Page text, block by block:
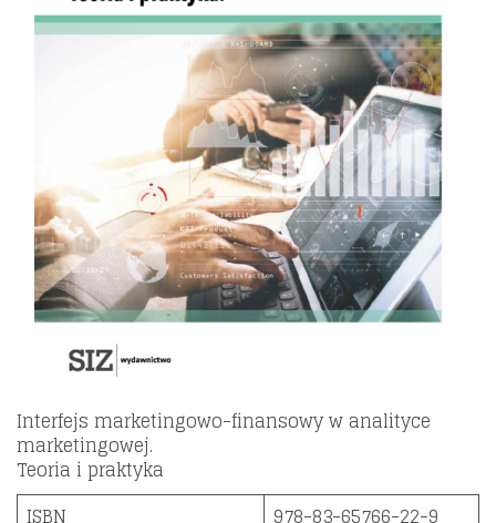
Interfejs marketingowo-finansowy w analityce
marketingowej.
Teoria i praktyka
ISBN
978-83-65766-22-9